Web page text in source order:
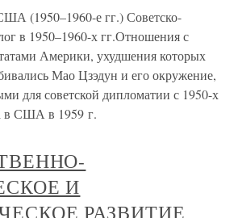
(1950–1960-е гг.) Советско-
в 1950–1960-х гг.Отношения с
Америки, ухудшения которых
Мао Цзэдун и его окружение,
для советской дипломатии с 1950-х
в США в 1959 г.
И
РАЗВИТИЕ